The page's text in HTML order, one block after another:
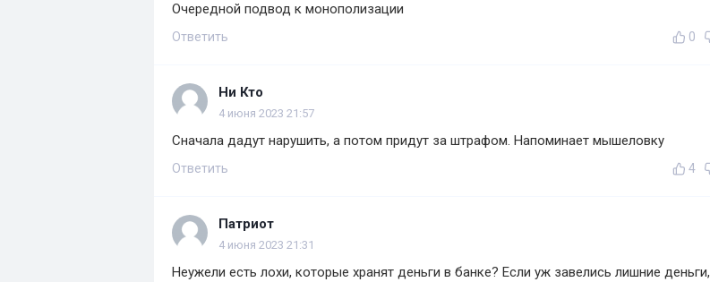
Очередной подвод к монополизации
Ответить 0
Ни Кто
4 июня 2023 21:57
Сначала дадут нарушить, а потом придут за штрафом. Напоминает мышеловку
Ответить 4
Патриот
4 июня 2023 21:31
Неужели есть лoxи, которые хранят деньги в банке? Если уж завелись лишние деньги,